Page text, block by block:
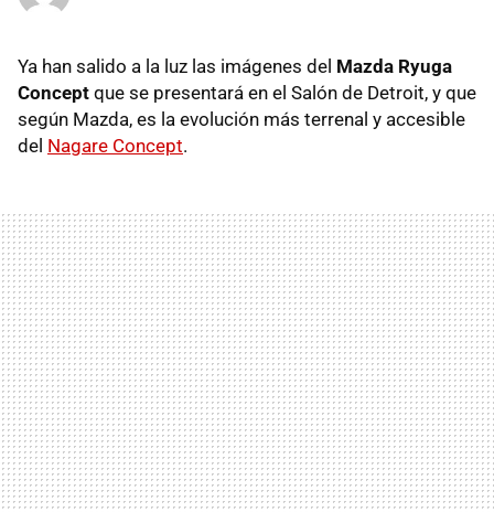
Ya han salido a la luz las imágenes del Mazda Ryuga
Concept que se presentará en el Salón de Detroit, y que
según Mazda, es la evolución más terrenal y accesible
del Nagare Concept.